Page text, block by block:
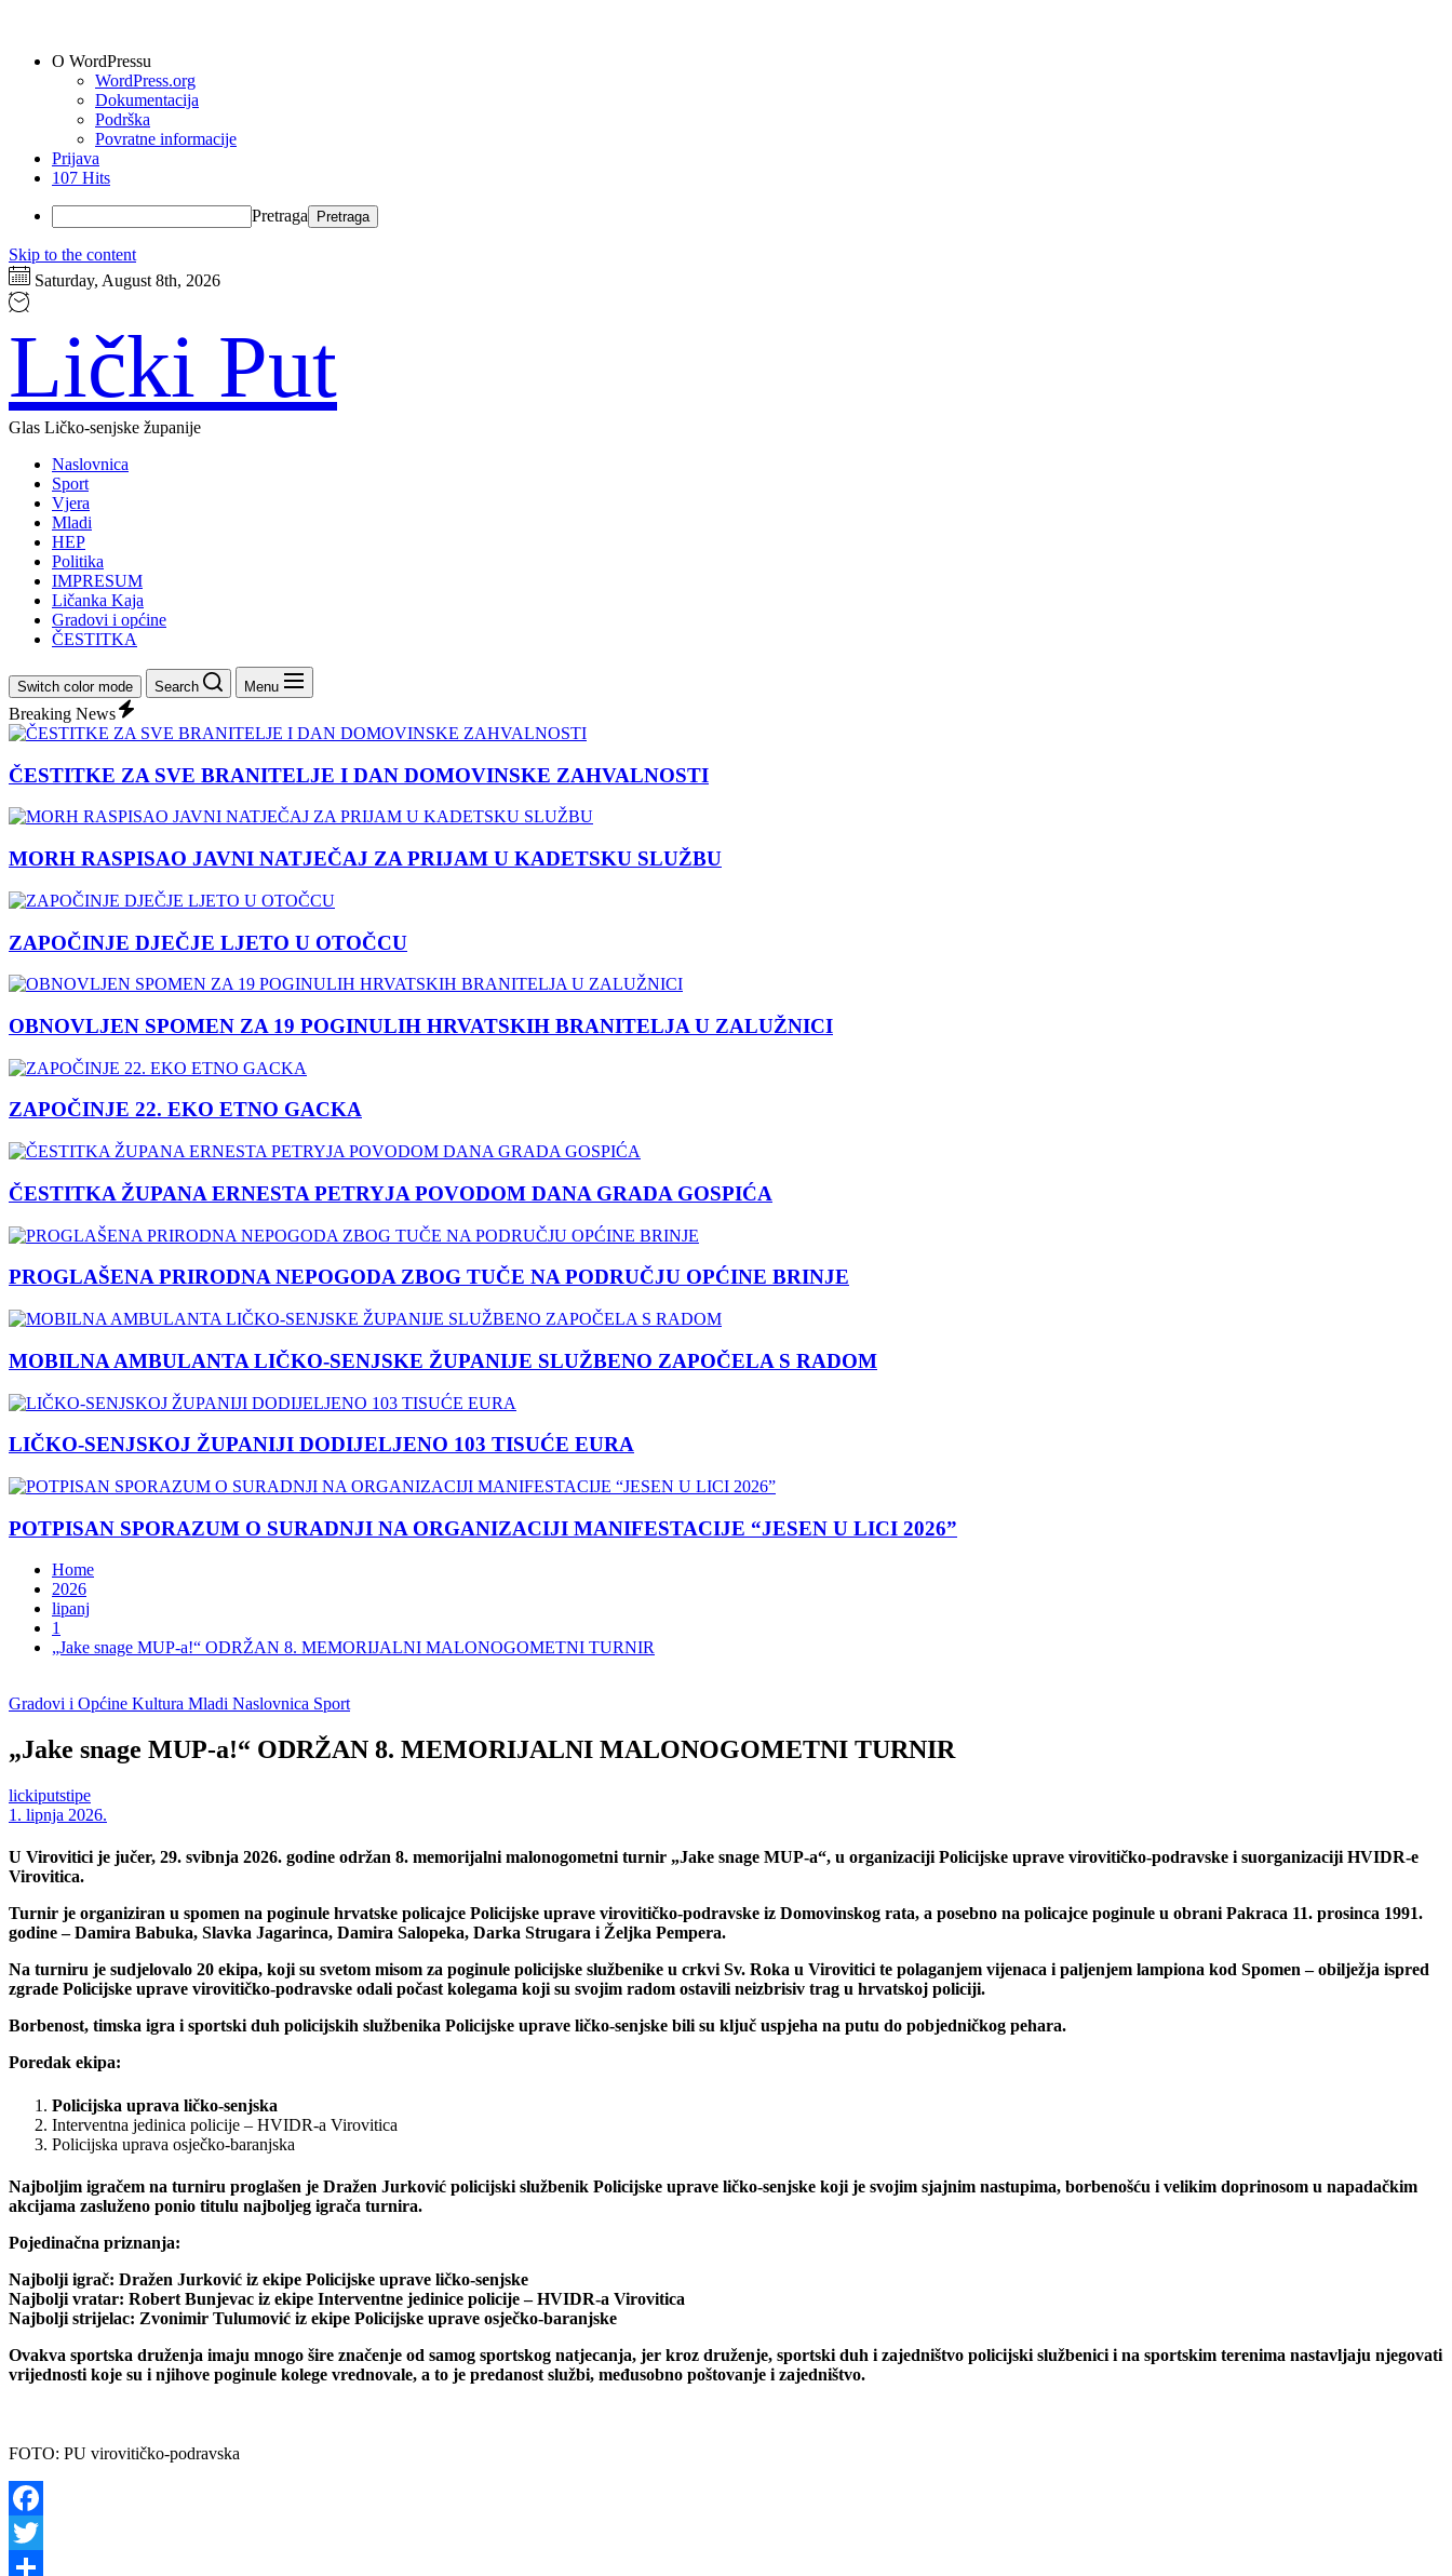
O WordPressu
WordPress.org
Dokumentacija
Podrška
Povratne informacije
Prijava
107 Hits
Pretraga
Skip to the content
Saturday, August 8th, 2026
Lički Put
Glas Ličko-senjske županije
Naslovnica
Sport
Vjera
Mladi
HEP
Politika
IMPRESUM
Ličanka Kaja
Gradovi i općine
ČESTITKA
Switch color mode Search Menu
Breaking News
ČESTITKE ZA SVE BRANITELJE I DAN DOMOVINSKE ZAHVALNOSTI
MORH RASPISAO JAVNI NATJEČAJ ZA PRIJAM U KADETSKU SLUŽBU
ZAPOČINJE DJEČJE LJETO U OTOČCU
OBNOVLJEN SPOMEN ZA 19 POGINULIH HRVATSKIH BRANITELJA U ZALUŽNICI
ZAPOČINJE 22. EKO ETNO GACKA
ČESTITKA ŽUPANA ERNESTA PETRYJA POVODOM DANA GRADA GOSPIĆA
PROGLAŠENA PRIRODNA NEPOGODA ZBOG TUČE NA PODRUČJU OPĆINE BRINJE
MOBILNA AMBULANTA LIČKO-SENJSKE ŽUPANIJE SLUŽBENO ZAPOČELA S RADOM
LIČKO-SENJSKOJ ŽUPANIJI DODIJELJENO 103 TISUĆE EURA
POTPISAN SPORAZUM O SURADNJI NA ORGANIZACIJI MANIFESTACIJE “JESEN U LICI 2026”
Home
2026
lipanj
1
„Jake snage MUP-a!“ ODRŽAN 8. MEMORIJALNI MALONOGOMETNI TURNIR
Gradovi i Općine Kultura Mladi Naslovnica Sport
„Jake snage MUP-a!“ ODRŽAN 8. MEMORIJALNI MALONOGOMETNI TURNIR
lickiputstipe
1. lipnja 2026.
U Virovitici je jučer, 29. svibnja 2026. godine održan 8. memorijalni malonogometni turnir „Jake snage MUP-a“, u organizaciji Policijske uprave virovitičko-podravske i suorganizaciji HVIDR-e
Virovitica.
Turnir je organiziran u spomen na poginule hrvatske policajce Policijske uprave virovitičko-podravske iz Domovinskog rata, a posebno na policajce poginule u obrani Pakraca 11. prosinca 1991.
godine – Damira Babuka, Slavka Jagarinca, Damira Salopeka, Darka Strugara i Željka Pempera.
Na turniru je sudjelovalo 20 ekipa, koji su svetom misom za poginule policijske službenike u crkvi Sv. Roka u Virovitici te polaganjem vijenaca i paljenjem lampiona kod Spomen – obilježja ispred
zgrade Policijske uprave virovitičko-podravske odali počast kolegama koji su svojim radom ostavili neizbrisiv trag u hrvatskoj policiji.
Borbenost, timska igra i sportski duh policijskih službenika Policijske uprave ličko-senjske bili su ključ uspjeha na putu do pobjedničkog pehara.
Poredak ekipa:
Policijska uprava ličko-senjska
Interventna jedinica policije – HVIDR-a Virovitica
Policijska uprava osječko-baranjska
Najboljim igračem na turniru proglašen je Dražen Jurković policijski službenik Policijske uprave ličko-senjske koji je svojim sjajnim nastupima, borbenošću i velikim doprinosom u napadačkim
akcijama zasluženo ponio titulu najboljeg igrača turnira.
Pojedinačna priznanja:
Najbolji igrač: Dražen Jurković iz ekipe Policijske uprave ličko-senjske
Najbolji vratar: Robert Bunjevac iz ekipe Interventne jedinice policije – HVIDR-a Virovitica
Najbolji strijelac: Zvonimir Tulumović iz ekipe Policijske uprave osječko-baranjske
Ovakva sportska druženja imaju mnogo šire značenje od samog sportskog natjecanja, jer kroz druženje, sportski duh i zajedništvo policijski službenici i na sportskim terenima nastavljaju njegovati
vrijednosti koje su i njihove poginule kolege vrednovale, a to je predanost službi, međusobno poštovanje i zajedništvo.
FOTO: PU virovitičko-podravska
Facebook
Twitter